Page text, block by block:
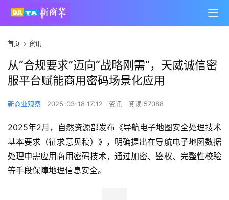
首页 资讯
从“合规要求”迈向“战略刚需”，天威诚信密
服平台赋能商用密码场景化应用
新商业观察 2025-03-18 17:12 资讯 阅读 57088
2025年2月，自然资源部发布《导航电子地图安全处理技术
基本要求（征求意见稿）》，明确提出在导航电子地图数据
处理中需应用商用密码技术，通过加密、鉴权、完整性校验
等手段保障地理信息安全。